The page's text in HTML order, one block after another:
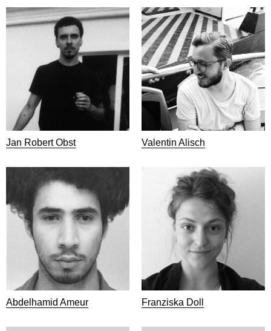
Jan Robert Obst Valentin Alisch
Abdelhamid Ameur Franziska Doll